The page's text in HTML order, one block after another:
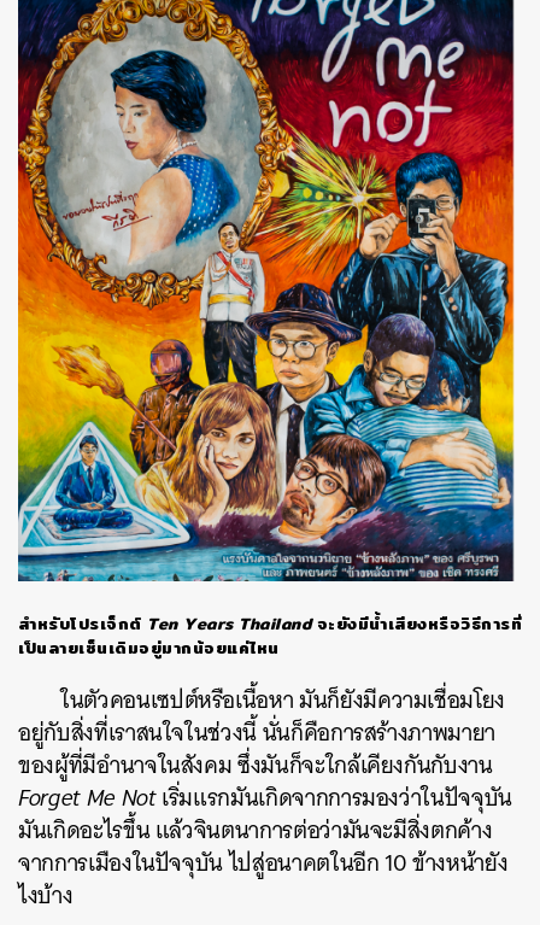
สำหรับโปรเจ็กต์ Ten Years Thailandจะยังมีน้ำเสียงหรือวิธีการที่
เป็นลายเซ็นเดิมอยู่มากน้อยแค่ไหน
ในตัวคอนเซปต์หรือเนื้อหา มันก็ยังมีความเชื่อมโยง
อยู่กับสิ่งที่เราสนใจในช่วงนี้ นั่นก็คือการสร้างภาพมายา
ของผู้ที่มีอำนาจในสังคม ซึ่งมันก็จะใกล้เคียงกันกับงาน
Forget Me Notเริ่มแรกมันเกิดจากการมองว่าในปัจจุบัน
มันเกิดอะไรขึ้น แล้วจินตนาการต่อว่ามันจะมีสิ่งตกค้าง
จากการเมืองในปัจจุบัน ไปสู่อนาคตในอีก 10 ข้างหน้ายัง
ไงบ้าง